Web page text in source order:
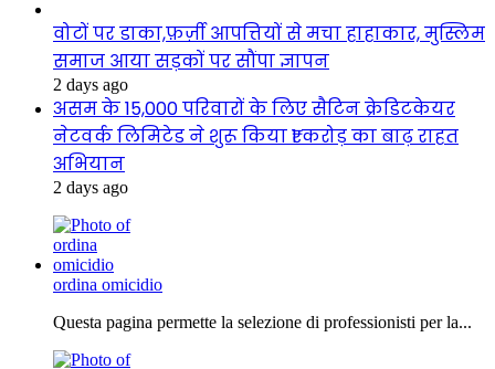
वोटों पर डाका,फ़र्ज़ी आपत्तियों से मचा हाहाकार, मुस्लिम
समाज आया सड़कों पर सौंपा ज्ञापन
2 days ago
असम के 15,000 परिवारों के लिए सैटिन क्रेडिटकेयर
नेटवर्क लिमिटेड ने शुरू किया ₹1 करोड़ का बाढ़ राहत
अभियान
2 days ago
ordina omicidio
Questa pagina permette la selezione di professionisti per la...